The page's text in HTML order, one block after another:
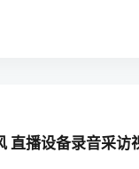
直播设备录音采